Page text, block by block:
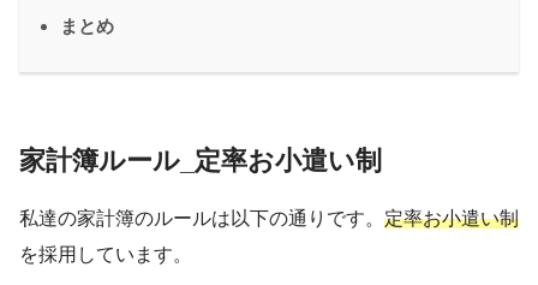
まとめ
家計簿ルール_定率お小遣い制
私達の家計簿のルールは以下の通りです。 定率お小遣い制
を採用しています。